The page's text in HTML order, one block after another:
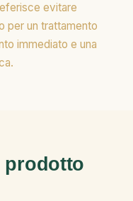
evitare
per un trattamento
immediato e una
prodotto